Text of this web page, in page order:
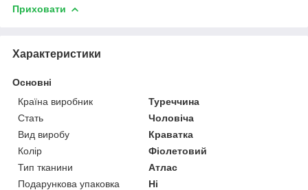
Приховати
Характеристики
Основні
Країна виробник
Туреччина
Стать
Чоловіча
Вид виробу
Краватка
Колір
Фіолетовий
Тип тканини
Атлас
Подарункова упаковка
Ні